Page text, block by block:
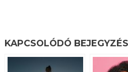
KAPCSOLÓDÓ